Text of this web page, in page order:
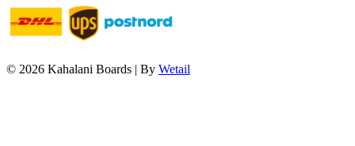
© 2026 Kahalani Boards | By Wetail